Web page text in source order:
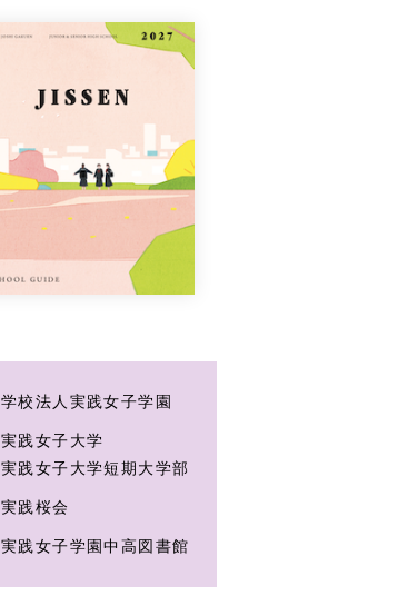
学校法人実践女子学園
実践女子大学
実践女子大学短期大学部
実践桜会
実践女子学園中高図書館